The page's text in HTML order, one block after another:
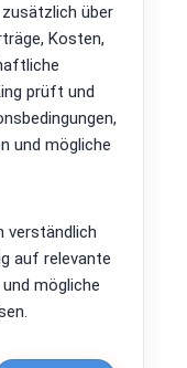
über
Kosten,
prüft und
und mögliche
verständlich
auf relevante
mögliche